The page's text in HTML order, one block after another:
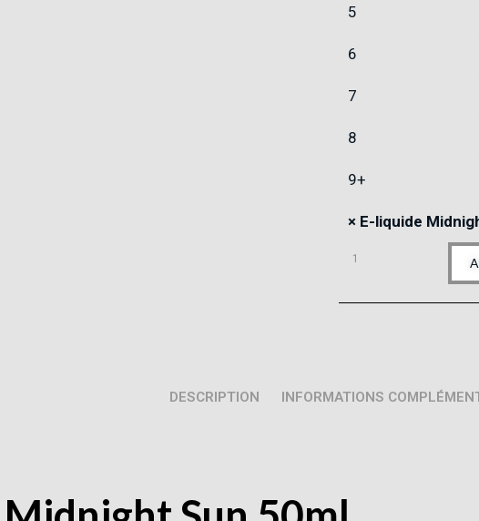
5
6
7
8
9+
× E-liquide
DESCRIPTION INFORMATIONS